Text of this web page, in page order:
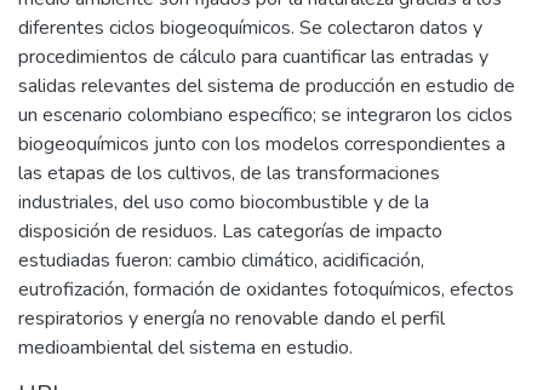
diferentes ciclos biogeoquímicos. Se colectaron datos y
procedimientos de cálculo para cuantificar las entradas y
salidas relevantes del sistema de producción en estudio de
un escenario colombiano específico; se integraron los ciclos
biogeoquímicos junto con los modelos correspondientes a
las etapas de los cultivos, de las transformaciones
industriales, del uso como biocombustible y de la
disposición de residuos. Las categorías de impacto
estudiadas fueron: cambio climático, acidificación,
eutrofización, formación de oxidantes fotoquímicos, efectos
respiratorios y energía no renovable dando el perfil
medioambiental del sistema en estudio.